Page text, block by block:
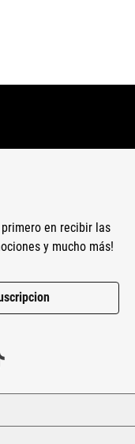
en recibir las
y mucho más!